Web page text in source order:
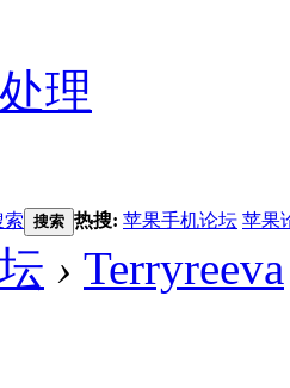
理
索 搜索 热搜: 苹果手机论坛 苹果
› Terryreeva